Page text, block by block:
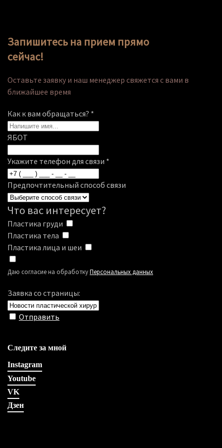
Запишитесь на прием прямо
сейчас!
Оставьте заявку и наш менеджер свяжется с вами в
ближайшее время
Как к вам обращаться? *
ЯБОТ
Укажите телефон для связи *
Предпочтительный способ связи
Что вас интересует?
Пластика груди
Пластика тела
Пластика лица и шеи
Даю согласие на обработкуПерсональных данных
Заявка со страницы:
Отправить
Следите за мной
Instagram
Youtube
VK
Дзен